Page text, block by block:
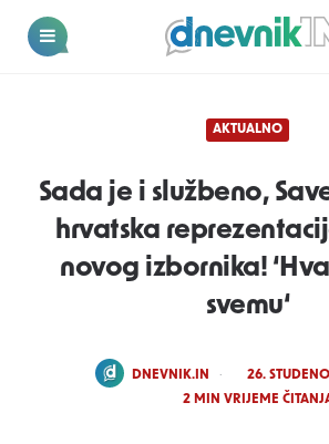
Dnevnik.in
AKTUALNO
Sada je i službeno,
hrvatska
novog izbornika!
svemu‘
POSTED
DNEVNIK.IN
26.
2 MIN VRIJEME